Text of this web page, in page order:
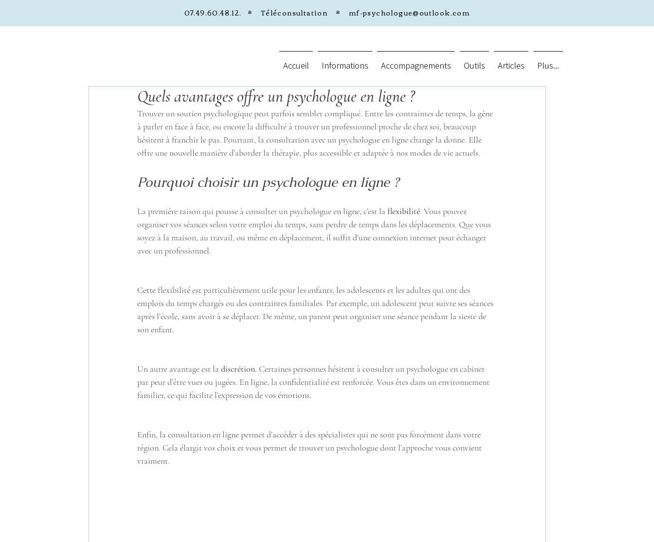
07.49.60.48.12. * Téléconsultation * mf-psychologue@outlook.com
Quels avantages offre un psychologue en ligne ?
Trouver un soutien psychologique peut parfois sembler compliqué. Entre les contraintes de temps, la gêne
à parler en face à face, ou encore la difficulté à trouver un professionnel proche de chez soi, beaucoup
hésitent à franchir le pas. Pourtant, la consultation avec un psychologue en ligne change la donne. Elle
offre une nouvelle manière d’aborder la thérapie, plus accessible et adaptée à nos modes de vie actuels.
Pourquoi choisir un psychologue en ligne ?
La première raison qui pousse à consulter un psychologue en ligne, c’est la flexibilité. Vous pouvez
organiser vos séances selon votre emploi du temps, sans perdre de temps dans les déplacements. Que vous
soyez à la maison, au travail, ou même en déplacement, il suffit d’une connexion internet pour échanger
avec un professionnel.
Cette flexibilité est particulièrement utile pour les enfants, les adolescents et les adultes qui ont des
emplois du temps chargés ou des contraintes familiales. Par exemple, un adolescent peut suivre ses séances
après l’école, sans avoir à se déplacer. De même, un parent peut organiser une séance pendant la sieste de
son enfant.
Un autre avantage est la discrétion. Certaines personnes hésitent à consulter un psychologue en cabinet
par peur d’être vues ou jugées. En ligne, la confidentialité est renforcée. Vous êtes dans un environnement
familier, ce qui facilite l’expression de vos émotions.
Enfin, la consultation en ligne permet d’accéder à des spécialistes qui ne sont pas forcément dans votre
région. Cela élargit vos choix et vous permet de trouver un psychologue dont l’approche vous convient
vraiment.
Accueil Informations Accompagnements Outils Articles Plus...